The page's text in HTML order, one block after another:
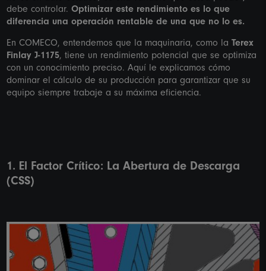
debe controlar.Optimizar este rendimiento es lo que
diferencia una operación rentable de una que no lo es.
En COMECO, entendemos que la maquinaria, como la Terex
Finlay J-1175, tiene un rendimiento potencial que se optimiza
con un conocimiento preciso. Aquí le explicamos cómo
dominar el cálculo de su producción para garantizar que su
equipo siempre trabaje a su máxima eficiencia.
1. El Factor Crítico: La Abertura de Descarga
(CSS)